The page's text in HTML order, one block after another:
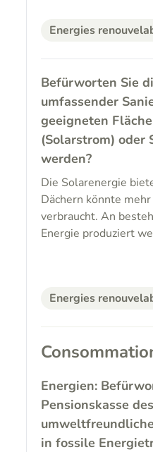
Energies
Befürworten Sie
umfassender
geeigneten
(Solarstrom) oder
werden?
Die Solarenergie
Dächern könnte
verbraucht. An
Energie produziert
Energies
Energien:
Pensionskasse
in fossile